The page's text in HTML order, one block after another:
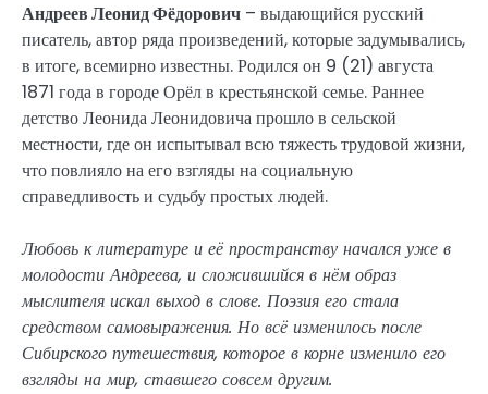
Андреев Леонид Фёдорович – выдающийся русский
писатель, автор ряда произведений, которые задумывались,
в итоге, всемирно известны. Родился он 9 (21) августа
1871 года в городе Орёл в крестьянской семье. Раннее
детство Леонида Леонидовича прошло в сельской
местности, где он испытывал всю тяжесть трудовой жизни,
что повлияло на его взгляды на социальную
справедливость и судьбу простых людей.
Любовь к литературе и её пространству начался уже в
молодости Андреева, и сложившийся в нём образ
мыслителя искал выход в слове. Поэзия его стала
средством самовыражения. Но всё изменилось после
Сибирского путешествия, которое в корне изменило его
взгляды на мир, ставшего совсем другим.